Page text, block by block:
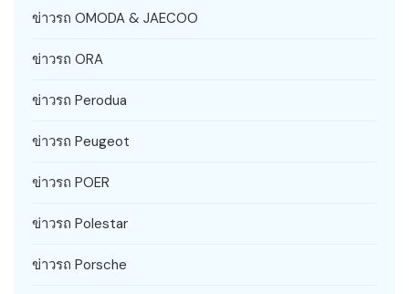
ข่าวรถ OMODA & JAECOO
ข่าวรถ ORA
ข่าวรถ Perodua
ข่าวรถ Peugeot
ข่าวรถ POER
ข่าวรถ Polestar
ข่าวรถ Porsche